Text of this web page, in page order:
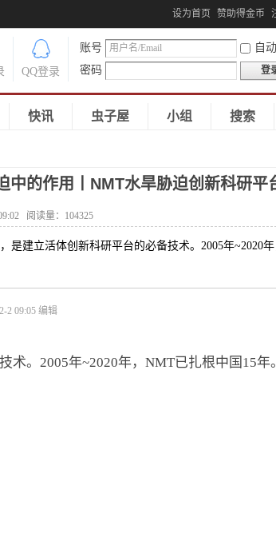
设为首页 赞助得金币
账号 自
密码
登
QQ登录
快讯 虫子屋 小组 搜索
中的作用丨NMT水旱胁迫创新科研平
阅读量： 104325
是建立活体创新科研平台的必备技术。2005年~2020
2 09:05 编辑
。2005年~2020年，NMT已扎根中国15年